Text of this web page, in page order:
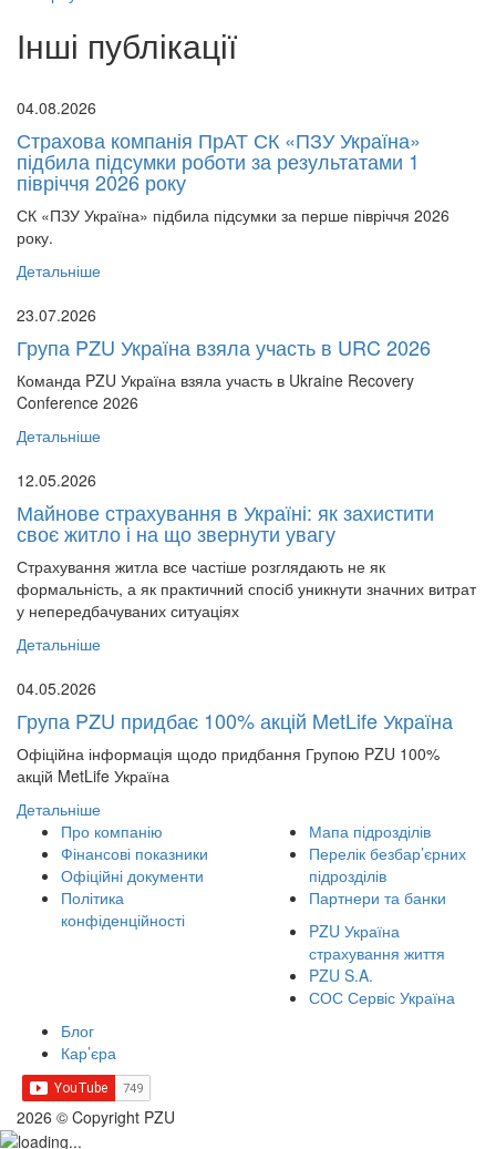
Інші публікації
04.08.2026
Страхова компанія ПрАТ СК «ПЗУ Україна»
підбила підсумки роботи за результатами 1
півріччя 2026 року
СК «ПЗУ Україна» підбила підсумки за перше півріччя 2026
року.
Детальніше
23.07.2026
Група PZU Україна взяла участь в URC 2026
Команда PZU Україна взяла участь в Ukraine Recovery
Conference 2026
Детальніше
12.05.2026
Майнове страхування в Україні: як захистити
своє житло і на що звернути увагу
Страхування житла все частіше розглядають не як
формальність, а як практичний спосіб уникнути значних витрат
у непередбачуваних ситуаціях
Детальніше
04.05.2026
Група PZU придбає 100% акцій MetLife Україна
Офіційна інформація щодо придбання Групою PZU 100%
акцій MetLife Україна
Детальніше
Про компанію
Фінансові показники
Офіційні документи
Політика
конфіденційності
Мапа підрозділів
Перелік безбар’єрних
підрозділів
Партнери та банки
PZU Україна
страхування життя
PZU S.A.
СОС Сервіс Україна
Блог
Кар’єра
2026 © Copyright PZU